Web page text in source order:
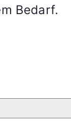
Bedarf.